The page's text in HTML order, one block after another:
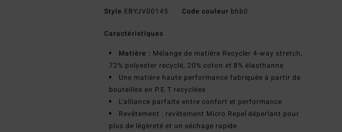
Style EBYJV00145 Code couleur bhb0
Caractéristiques
Matière : Mélange de matière Recycler 4-way stretch,
72% polyester recyclé, 20% coton et 8% élasthanne
Une matière haute performance fabriquée à partir de
bouteilles en P.E.T recyclées
L'alliance parfaite entre confort et performance
Revêtement : revêtement Micro Repel déperlant pour
plus de légèreté et un séchage rapide